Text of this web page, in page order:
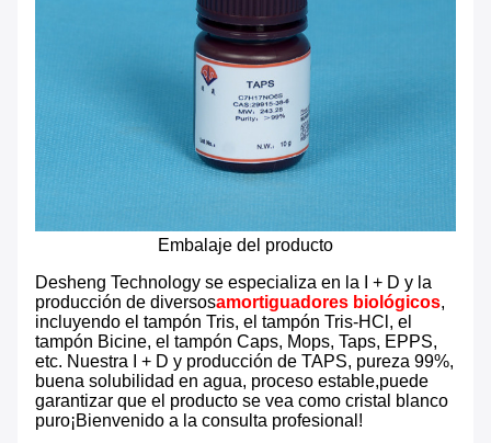
Embalaje del producto
Desheng Technology se especializa en la I + D y la
producción de diversosamortiguadores biológicos,
incluyendo el tampón Tris, el tampón Tris-HCl, el
tampón Bicine, el tampón Caps, Mops, Taps, EPPS,
etc. Nuestra I + D y producción de TAPS, pureza 99%,
buena solubilidad en agua, proceso estable,puede
garantizar que el producto se vea como cristal blanco
puro¡Bienvenido a la consulta profesional!